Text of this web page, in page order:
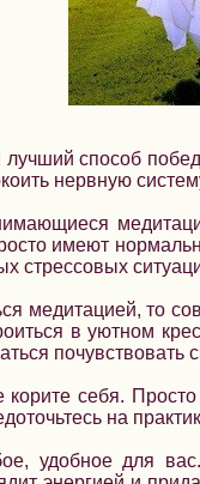
способ
нервную
имеют
стрессовых
медитацией, то
в уютном
почувствовать
себя.
на
удобное для